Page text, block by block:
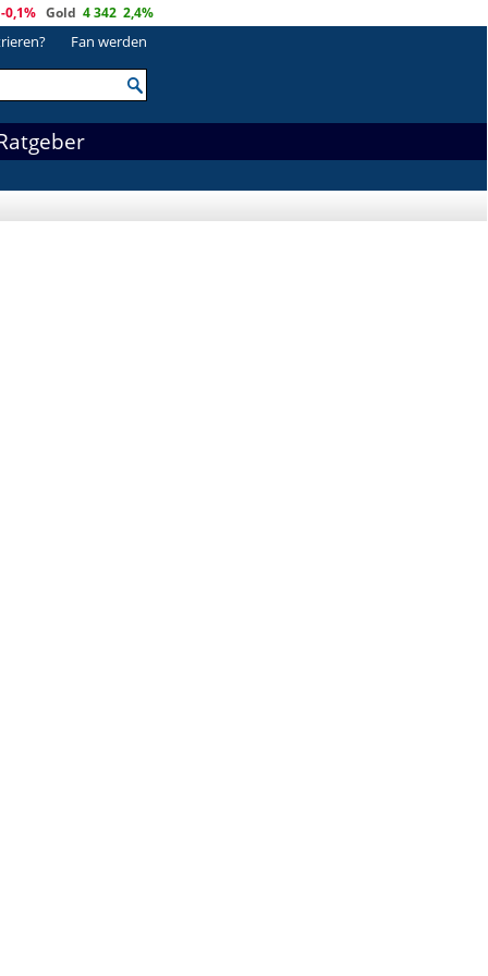
-0,1% Gold 4 342 2,4%
Fan werden